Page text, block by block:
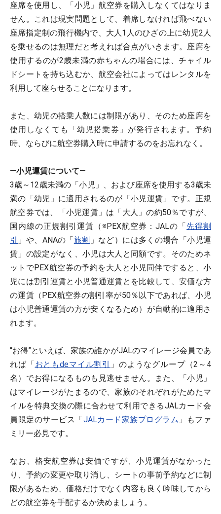
座席を使用し、「小児」航空券を購入しなくてはなりま
せん。これは現実問題として、着席しなければ飛べない
座席指定制の飛行機内で、大人1人のひざの上に幼児2人
を乗せるのは無理だと考えれば合点がいきます。座席を
使用するのが2歳未満の赤ちゃんの場合には、チャイル
ドシートを持ち込むか、航空会社によってはレンタルを
利用して座らせることになります。
また、幼児の搭乗人数には制限があり、そのため座席を
使用しなくても「幼児搭乗券」が発行されます。予約
時、ならびに航空券購入時に申請するのをお忘れなく。
―小児運賃について―
3歳～12歳未満の「小児」、および座席を使用する3歳未
満の「幼児」に適用されるのが「小児運賃」です。正規
航空券では、「小児運賃」は「大人」の約50％ですが、
国内線の正規割引運賃（※PEX航空券：JALの「先得割
引 」や、ANAの「旅割 」など）には多くの場合「小児運
賃」の設定がなく、小児は大人と同額です。そのためネ
ットでPEX航空券の予約を大人と小児同伴ですると、小
児には割引運賃と小児普通運賃とを比較して、安価な方
の運賃（PEX航空券の割引率が50％以下であれば、小児
は小児普通運賃の方が安くなるため）が自動的に適用さ
れます。
“お得”といえば、家族の誰かがJALのマイレージ会員であ
れば「おともdeマイル割引 」のようなグループ（2～4
名）でお得になるものも見逃せません。また、「小児」
はマイレージがたまるので、家族のそれぞれがためたマ
イルを特典交換の際に合わせて利用できるJALカード会
員限定のサービス「JALカード家族プログラム 」もファ
ミリー必見です。
なお、格安航空券は安価ですが、小児運賃がなかった
り、予約の変更や取り消し、シートの事前予約などに制
限があるため、価格だけでなく内容も良く吟味してから
どの航空券を手配するか決めましょう。